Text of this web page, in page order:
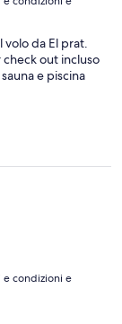
da El prat.
check out incluso
e piscina
e condizioni e